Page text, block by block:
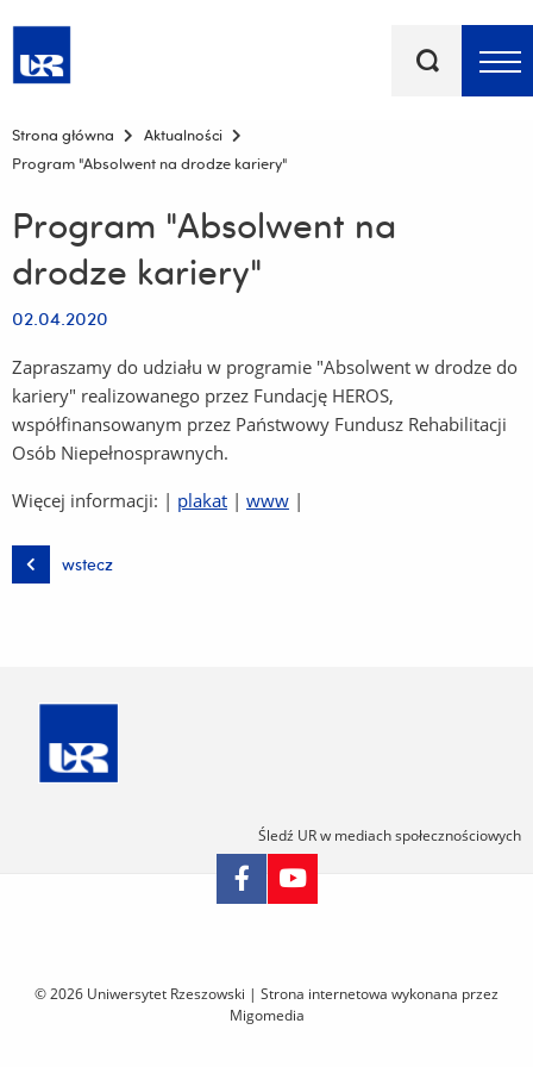
kluczowe
Menu - górna belka
Strona główna
Aktualności
Program "Absolwent na drodze kariery"
Program "Absolwent na
drodze kariery"
02.04.2020
Zapraszamy do udziału w programie "Absolwent w drodze do
kariery" realizowanego przez Fundację HEROS,
współfinansowanym przez Państwowy Fundusz Rehabilitacji
Osób Niepełnosprawnych.
Więcej informacji: | plakat | www |
wstecz
© 2026 Uniwersytet Rzeszowski | Strona internetowa wykonana przez
Migomedia
Śledź UR w mediach społecznościowych
i
przejdź